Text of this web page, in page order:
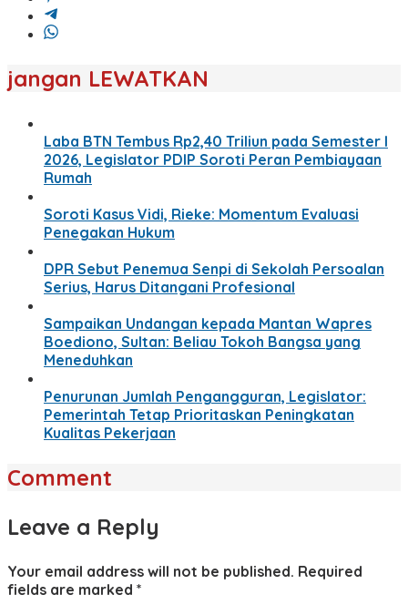
jangan LEWATKAN
Laba BTN Tembus Rp2,40 Triliun pada Semester I
2026, Legislator PDIP Soroti Peran Pembiayaan
Rumah
Soroti Kasus Vidi, Rieke: Momentum Evaluasi
Penegakan Hukum
DPR Sebut Penemua Senpi di Sekolah Persoalan
Serius, Harus Ditangani Profesional
Sampaikan Undangan kepada Mantan Wapres
Boediono, Sultan: Beliau Tokoh Bangsa yang
Meneduhkan
Penurunan Jumlah Pengangguran, Legislator:
Pemerintah Tetap Prioritaskan Peningkatan
Kualitas Pekerjaan
Comment
Leave a Reply
Your email address will not be published. Required
fields are marked *